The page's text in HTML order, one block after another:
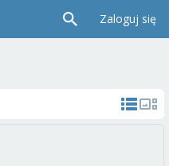
Zaloguj się